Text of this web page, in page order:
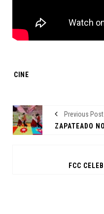
Tags:
CINE
Previous Post